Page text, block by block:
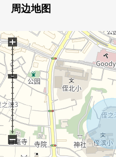
房源的详细、需讨论是如有意
周边地图
+
−